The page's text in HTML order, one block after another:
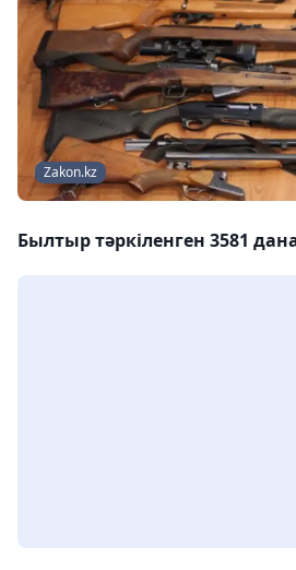
Zakon.kz
Былтыр тәркіленген 3581